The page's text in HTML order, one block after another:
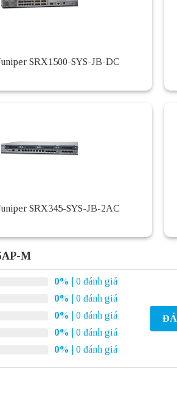
SRX1500-SYS-JB-DC
SRX345-SYS-JB-2AC
M
0%
| 0 đánh giá
0%
| 0 đánh giá
0%
| 0 đánh giá
0%
| 0 đánh giá
0% | 0 đánh giá